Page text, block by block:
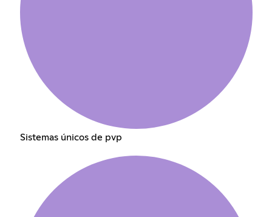
Sistemas únicos de pvp